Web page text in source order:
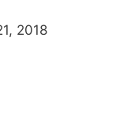
2018